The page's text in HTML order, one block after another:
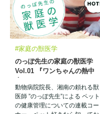
#家庭の獣医学
のっぽ先生の家庭の獣医学
Vol.01 『ワンちゃんの熱中
症』
動物病院院長、湘南の頼れる獣
医師 ”のっぽ先生”による ペット
の健康管理についての連載コー